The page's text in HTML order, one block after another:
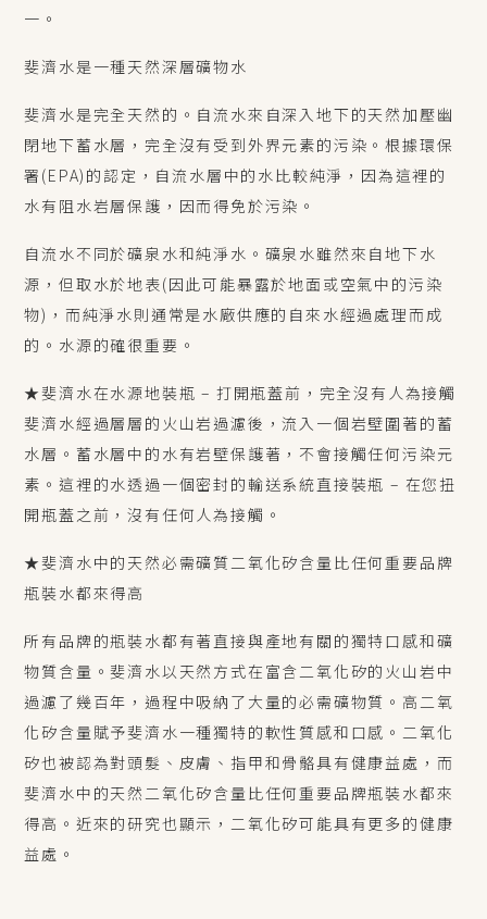
一。
斐濟水是一種天然深層礦物水
斐濟水是完全天然的。自流水來自深入地下的天然加壓幽
閉地下蓄水層，完全沒有受到外界元素的污染。根據環保
署(EPA)的認定，自流水層中的水比較純淨，因為這裡的
水有阻水岩層保護，因而得免於污染。
自流水不同於礦泉水和純淨水。礦泉水雖然來自地下水
源，但取水於地表(因此可能暴露於地面或空氣中的污染
物)，而純淨水則通常是水廠供應的自來水經過處理而成
的。水源的確很重要。
★斐濟水在水源地裝瓶 – 打開瓶蓋前，完全沒有人為接觸
斐濟水經過層層的火山岩過濾後，流入一個岩壁圍著的蓄
水層。蓄水層中的水有岩壁保護著，不會接觸任何污染元
素。這裡的水透過一個密封的輸送系統直接裝瓶 – 在您扭
開瓶蓋之前，沒有任何人為接觸。
★斐濟水中的天然必需礦質二氧化矽含量比任何重要品牌
瓶裝水都來得高
所有品牌的瓶裝水都有著直接與產地有關的獨特口感和礦
物質含量。斐濟水以天然方式在富含二氧化矽的火山岩中
過濾了幾百年，過程中吸納了大量的必需礦物質。高二氧
化矽含量賦予斐濟水一種獨特的軟性質感和口感。二氧化
矽也被認為對頭髮、皮膚、指甲和骨骼具有健康益處，而
斐濟水中的天然二氧化矽含量比任何重要品牌瓶裝水都來
得高。近來的研究也顯示，二氧化矽可能具有更多的健康
益處。